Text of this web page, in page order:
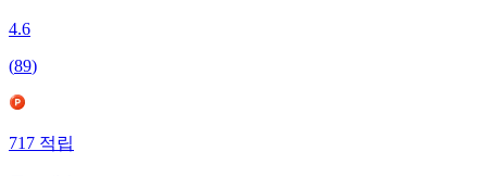
4.6
(89)
717적립